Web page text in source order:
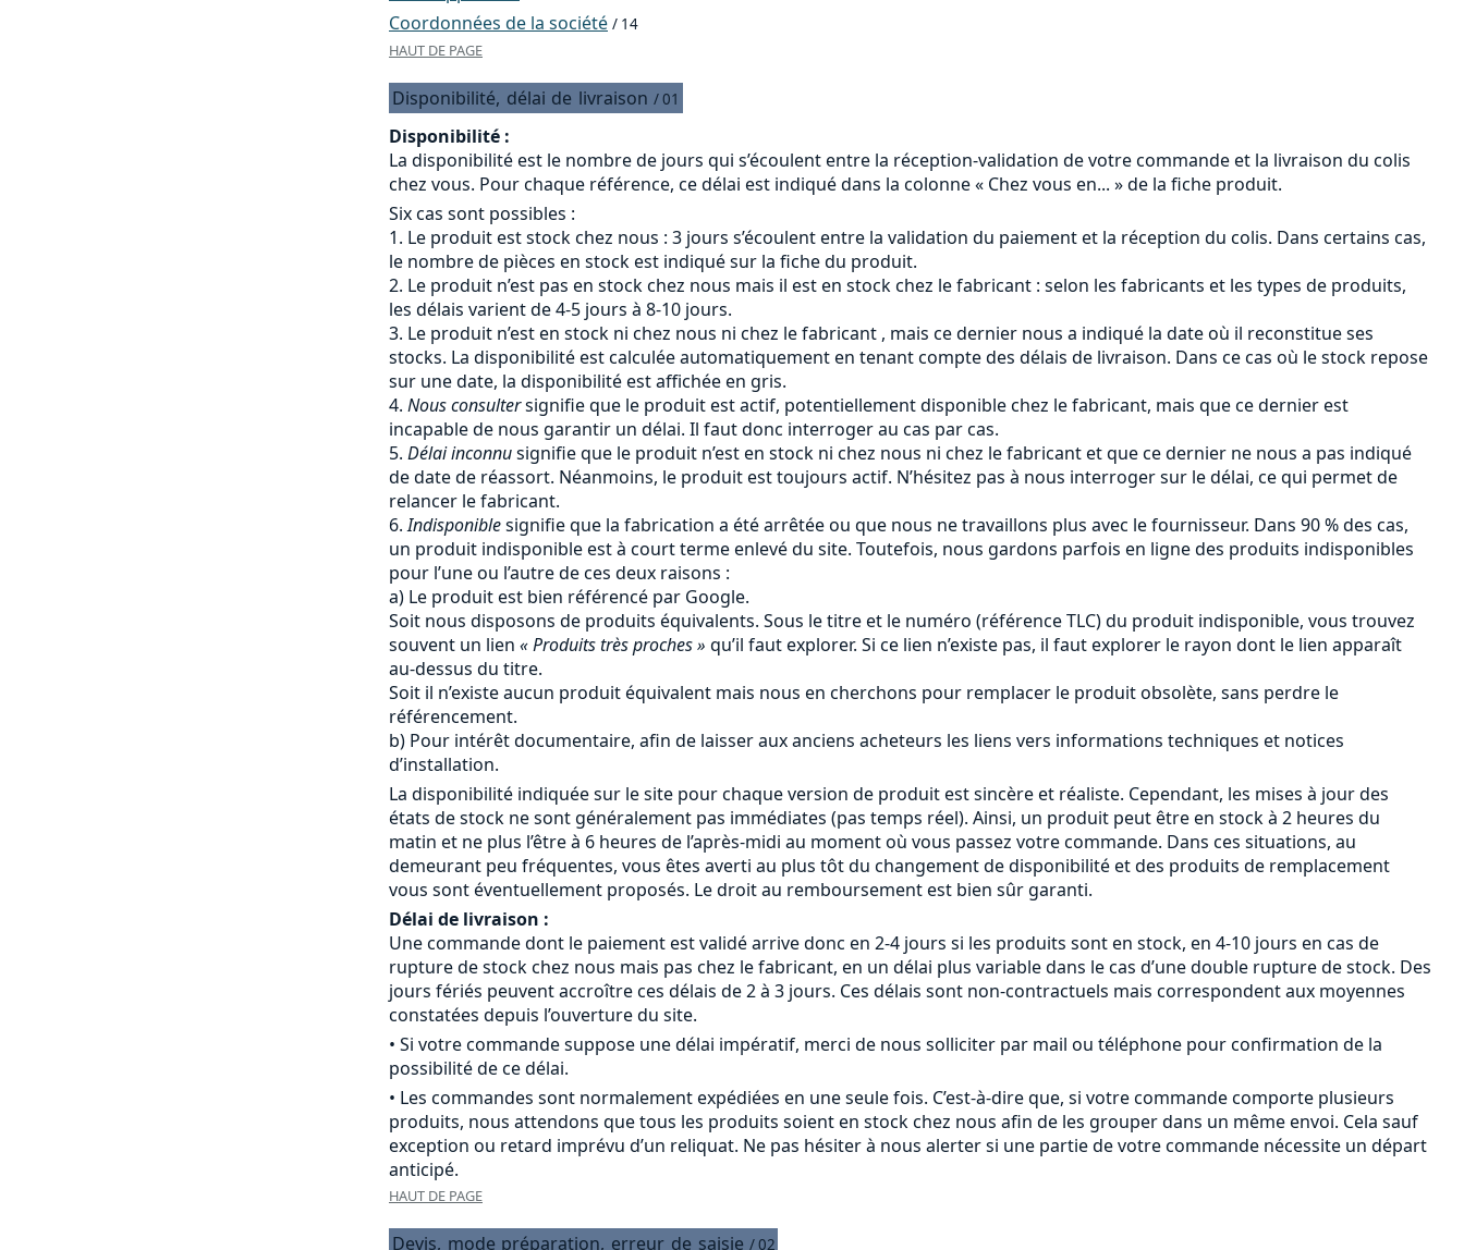
Coordonnées de la société / 14
HAUT DE PAGE
Disponibilité, délai de livraison / 01
Disponibilité :
La disponibilité est le nombre de jours qui s’écoulent entre la réception-validation de votre commande et la livraison du colis
chez vous. Pour chaque référence, ce délai est indiqué dans la colonne « Chez vous en... » de la fiche produit.
Six cas sont possibles :
Le produit est stock chez nous : 3 jours s’écoulent entre la validation du paiement et la réception du colis. Dans certains cas,
le nombre de pièces en stock est indiqué sur la fiche du produit.
Le produit n’est pas en stock chez nous mais il est en stock chez le fabricant : selon les fabricants et les types de produits,
les délais varient de 4-5 jours à 8-10 jours.
Le produit n’est en stock ni chez nous ni chez le fabricant , mais ce dernier nous a indiqué la date où il reconstitue ses
stocks. La disponibilité est calculée automatiquement en tenant compte des délais de livraison. Dans ce cas où le stock repose
sur une date, la disponibilité est affichée en gris.
Nous consultersignifie que le produit est actif, potentiellement disponible chez le fabricant, mais que ce dernier est
incapable de nous garantir un délai. Il faut donc interroger au cas par cas.
Délai inconnusignifie que le produit n’est en stock ni chez nous ni chez le fabricant et que ce dernier ne nous a pas indiqué
de date de réassort. Néanmoins, le produit est toujours actif. N’hésitez pas à nous interroger sur le délai, ce qui permet de
relancer le fabricant.
Indisponiblesignifie que la fabrication a été arrêtée ou que nous ne travaillons plus avec le fournisseur. Dans 90 % des cas,
un produit indisponible est à court terme enlevé du site. Toutefois, nous gardons parfois en ligne des produits indisponibles
pour l’une ou l’autre de ces deux raisons :
a) Le produit est bien référencé par Google.
Soit nous disposons de produits équivalents. Sous le titre et le numéro (référence TLC) du produit indisponible, vous trouvez
souvent un lien « Produits très proches » qu’il faut explorer. Si ce lien n’existe pas, il faut explorer le rayon dont le lien apparaît
au-dessus du titre.
Soit il n’existe aucun produit équivalent mais nous en cherchons pour remplacer le produit obsolète, sans perdre le
référencement.
b) Pour intérêt documentaire, afin de laisser aux anciens acheteurs les liens vers informations techniques et notices
d’installation.
La disponibilité indiquée sur le site pour chaque version de produit est sincère et réaliste. Cependant, les mises à jour des
états de stock ne sont généralement pas immédiates (pas temps réel). Ainsi, un produit peut être en stock à 2 heures du
matin et ne plus l’être à 6 heures de l’après-midi au moment où vous passez votre commande. Dans ces situations, au
demeurant peu fréquentes, vous êtes averti au plus tôt du changement de disponibilité et des produits de remplacement
vous sont éventuellement proposés. Le droit au remboursement est bien sûr garanti.
Délai de livraison :
Une commande dont le paiement est validé arrive donc en 2-4 jours si les produits sont en stock, en 4-10 jours en cas de
rupture de stock chez nous mais pas chez le fabricant, en un délai plus variable dans le cas d’une double rupture de stock. Des
jours fériés peuvent accroître ces délais de 2 à 3 jours. Ces délais sont non-contractuels mais correspondent aux moyennes
constatées depuis l’ouverture du site.
• Si votre commande suppose une délai impératif, merci de nous solliciter par mail ou téléphone pour confirmation de la
possibilité de ce délai.
• Les commandes sont normalement expédiées en une seule fois. C’est-à-dire que, si votre commande comporte plusieurs
produits, nous attendons que tous les produits soient en stock chez nous afin de les grouper dans un même envoi. Cela sauf
exception ou retard imprévu d’un reliquat. Ne pas hésiter à nous alerter si une partie de votre commande nécessite un départ
anticipé.
HAUT DE PAGE
Devis, mode préparation, erreur de saisie / 02